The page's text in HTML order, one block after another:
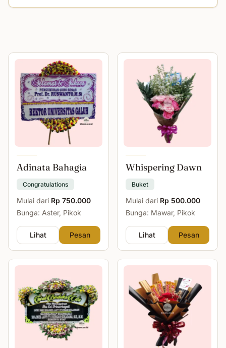
Adinata Bahagia
Congratulations
Mulai dari Rp 750.000
Bunga: Aster, Pikok
Lihat Pesan
Whispering Dawn
Buket
Mulai dari Rp 500.000
Bunga: Mawar, Pikok
Lihat Pesan